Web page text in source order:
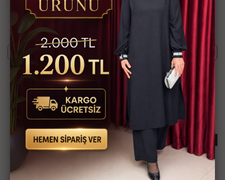
Bu ürünün siparişini sizin yerinize Müşteri Hizmetleri veya WhatsApp
ekibimizin oluşturmasını isterseniz yukarıda yazan Ürün Kodu'nu
aşağıdaki butonlara tıkladıktan sonra ekibimizle görüştüğünüzde
paylaşabilirsiniz.
Whatsapp ile Sipariş
Telefon ile Sipariş
Güvenli Alışveriş İmkanı
Hızlı Kargo İmkanı
Kredi Kartına Taksit
İmkanı
İlginizi Çekebilir
KARGO BEDAVA KARGO BEDAVA